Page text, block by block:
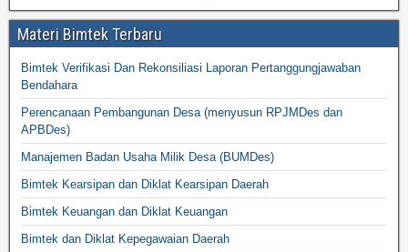
Materi Bimtek Terbaru
Bimtek Verifikasi Dan Rekonsiliasi Laporan Pertanggungjawaban
Bendahara
Perencanaan Pembangunan Desa (menyusun RPJMDes dan
APBDes)
Manajemen Badan Usaha Milik Desa (BUMDes)
Bimtek Kearsipan dan Diklat Kearsipan Daerah
Bimtek Keuangan dan Diklat Keuangan
Bimtek dan Diklat Kepegawaian Daerah